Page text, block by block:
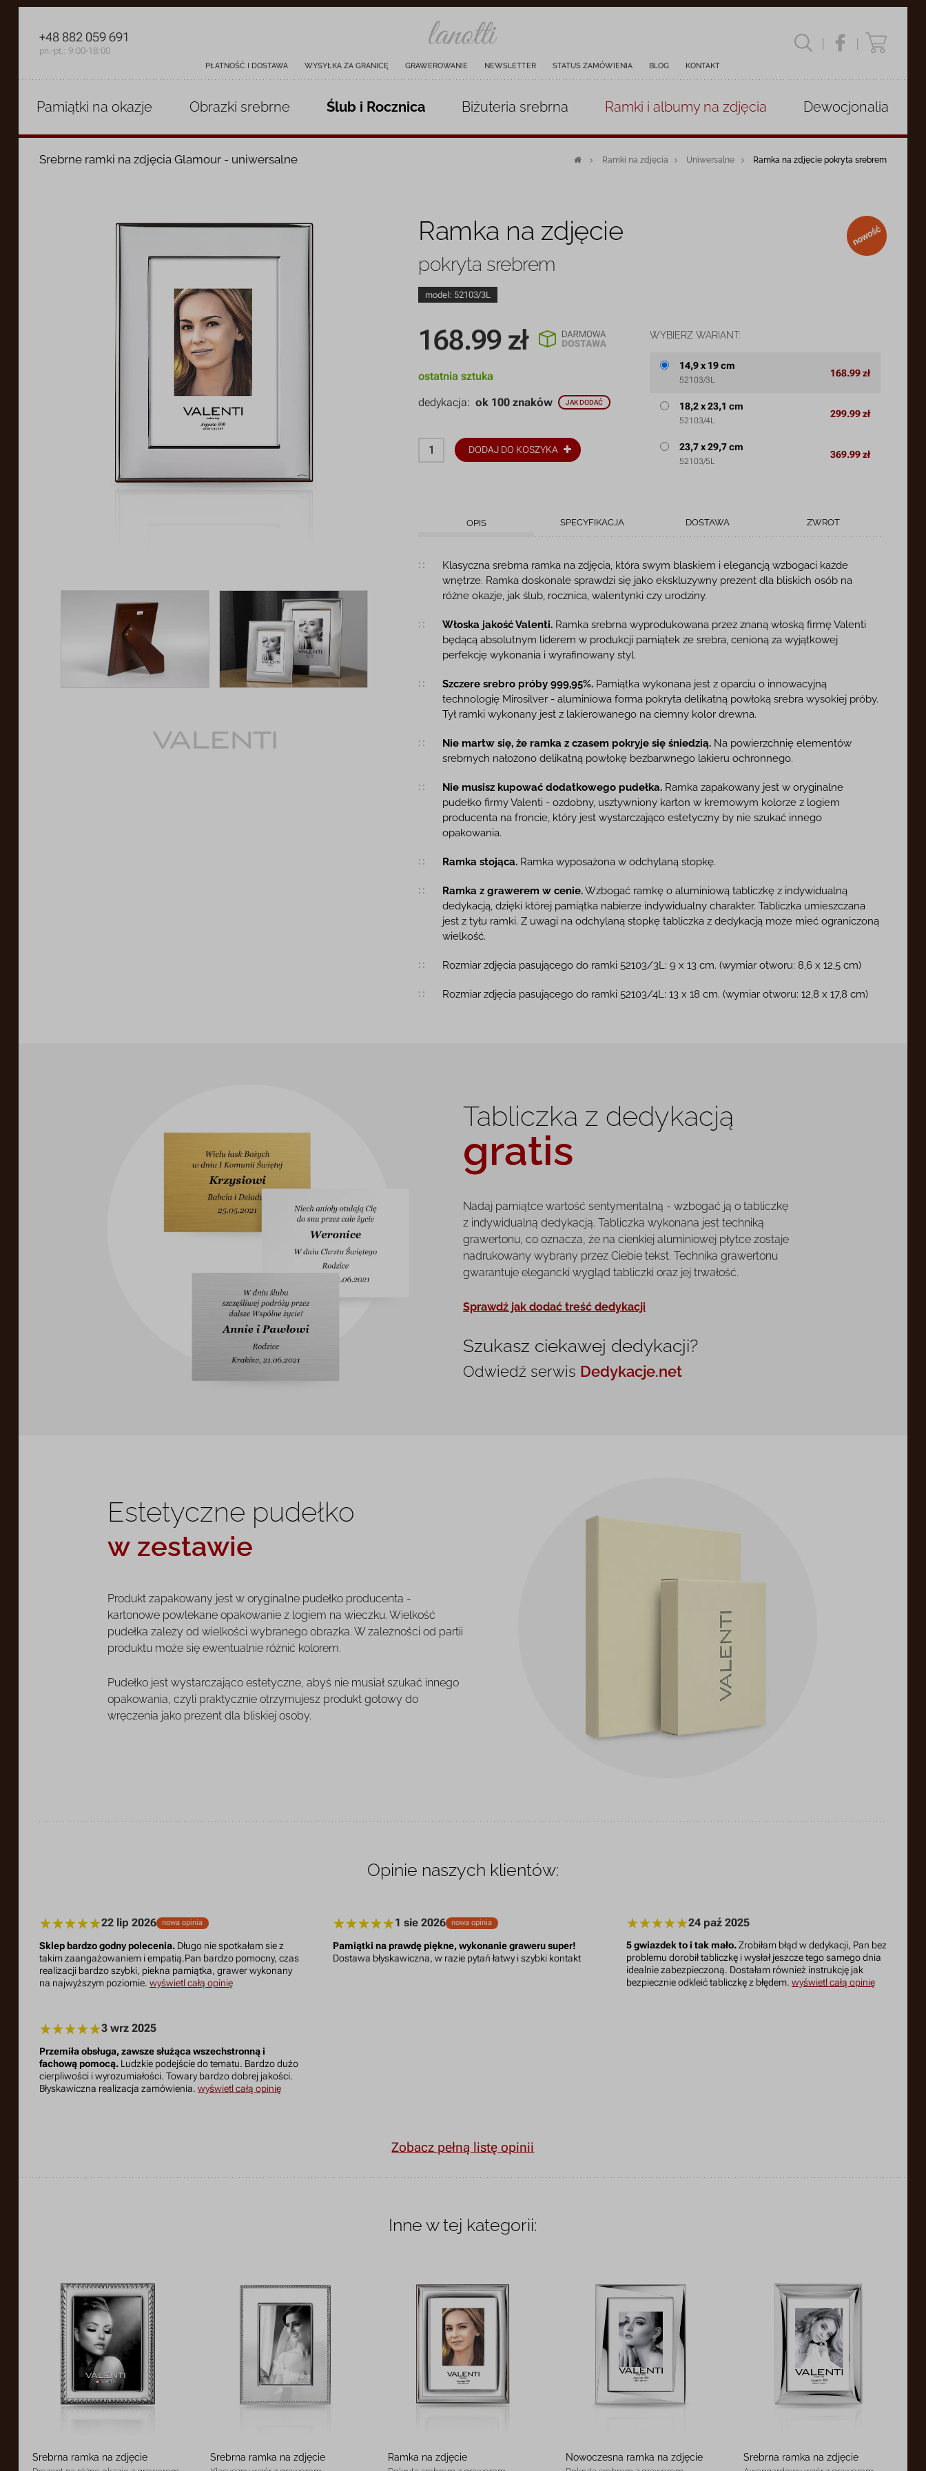
PŁATNOŚĆ I DOSTAWA WYSYŁKA ZA GRANICĘ GRAWEROWANIE NEWSLETTER STATUS ZAMÓWIENIA BLOG KONTAKT
| |
+48 882 059 691
pn.-pt.: 9:00-18:00
Pamiątki na okazje Obrazki srebrne Ślub i Rocznica Biżuteria srebrna Ramki i albumyna zdjęcia Dewocjonalia
Srebrne ramki na zdjęcia Glamour - uniwersalne Ramki na zdjęcia Uniwersalne Ramka na zdjęcie pokryta srebrem
Ramka na zdjęcie
pokryta srebrem
model:52103/3L
168.99 zł
ostatnia sztuka
dedykacja:ok 100 znaków JAK DODAĆ
DODAJ DO KOSZYKA
WYBIERZ WARIANT:
14,9 x 19 cm
52103/3L
168.99 zł
18,2 x 23,1 cm
52103/4L
299.99 zł
23,7 x 29,7 cm
52103/5L
369.99 zł
OPIS SPECYFIKACJA DOSTAWA ZWROT
Opis produktu
Klasyczna srebrna ramka na zdjęcia, która swym blaskiem i elegancją wzbogaci każde
wnętrze. Ramka doskonale sprawdzi się jako ekskluzywny prezent dla bliskich osób na
różne okazje, jak ślub, rocznica, walentynki czy urodziny.
Włoska jakość Valenti. Ramka srebrna wyprodukowana przez znaną włoską firmę Valenti
będącą absolutnym liderem w produkcji pamiątek ze srebra, cenioną za wyjątkowej
perfekcję wykonania i wyrafinowany styl.
Szczere srebro próby 999,95%. Pamiątka wykonana jest z oparciu o innowacyjną
technologię Mirosilver - aluminiowa forma pokryta delikatną powłoką srebra wysokiej próby.
Tył ramki wykonany jest z lakierowanego na ciemny kolor drewna.
Nie martw się, że ramka z czasem pokryje się śniedzią. Na powierzchnię elementów
srebrnych nałożono delikatną powłokę bezbarwnego lakieru ochronnego.
Nie musisz kupować dodatkowego pudełka. Ramka zapakowany jest w oryginalne
pudełko firmy Valenti - ozdobny, usztywniony karton w kremowym kolorze z logiem
producenta na froncie, który jest wystarczająco estetyczny by nie szukać innego
opakowania.
Ramka stojąca. Ramka wyposażona w odchylaną stopkę.
Ramka z grawerem w cenie.Wzbogać ramkę o aluminiową tabliczkę z indywidualną
dedykacją, dzięki której pamiątka nabierze indywidualny charakter. Tabliczka umieszczana
jest z tyłu ramki. Z uwagi na odchylaną stopkę tabliczka z dedykacją może mieć ograniczoną
wielkość.
Rozmiar zdjęcia pasującego do ramki 52103/3L: 9 x 13 cm. (wymiar otworu: 8,6 x 12,5 cm)
Rozmiar zdjęcia pasującego do ramki 52103/4L: 13 x 18 cm. (wymiar otworu: 12,8 x 17,8 cm)
Tabliczka z dedykacją
gratis
Nadaj pamiątce wartość sentymentalną - wzbogać ją o tabliczkę
z indywidualną dedykacją. Tabliczka wykonana jest techniką
grawertonu, co oznacza, że na cienkiej aluminiowej płytce zostaje
nadrukowany wybrany przez Ciebie tekst. Technika grawertonu
gwarantuje elegancki wygląd tabliczki oraz jej trwałość.
Sprawdź jak dodać treść dedykacji
Szukasz ciekawej dedykacji?
Odwiedź serwis Dedykacje.net
Estetyczne pudełko
w zestawie
Produkt zapakowany jest w oryginalne pudełko producenta -
kartonowe powlekane opakowanie z logiem na wieczku. Wielkość
pudełka zależy od wielkości wybranego obrazka. W zależności od partii
produktu może się ewentualnie różnić kolorem.
Pudełko jest wystarczająco estetyczne, abyś nie musiał szukać innego
opakowania, czyli praktycznie otrzymujesz produkt gotowy do
wręczenia jako prezent dla bliskiej osoby.
Opinie naszych klientów:
22 lip 2026 nowa opinia
Sklep bardzo godny polecenia.Długo nie spotkałam sie z
takim zaangażowaniem i empatią.Pan bardzo pomocny, czas
realizacji bardzo szybki, piekna pamiątka, grawer wykonany
na najwyższym poziomie. wyświetl całą opinię
1 sie 2026 nowa opinia
Pamiątki na prawdę piękne, wykonanie graweru super!
Dostawa błyskawiczna, w razie pytań łatwy i szybki kontakt
24 paź 2025
5 gwiazdek to i tak mało.Zrobiłam błąd w dedykacji, Pan bez
problemu dorobił tabliczkę i wysłał jeszcze tego samego dnia
idealnie zabezpieczoną. Dostałam również instrukcję jak
bezpiecznie odkleić tabliczkę z błędem.wyświetl całą opinię
3 wrz 2025
Przemiła obsługa, zawsze służąca wszechstronną i
fachową pomocą.Ludzkie podejście do tematu. Bardzo dużo
cierpliwości i wyrozumiałości. Towary bardzo dobrej jakości.
Błyskawiczna realizacja zamówienia. wyświetl całą opinię
Zobacz pełną listę opinii
Inne w tej kategorii:
Srebrna ramka na zdjęcie Srebrna ramka na zdjęcie Ramka na zdjęcie Nowoczesna ramka na zdjęcie Srebrna ramka na zdjęcie